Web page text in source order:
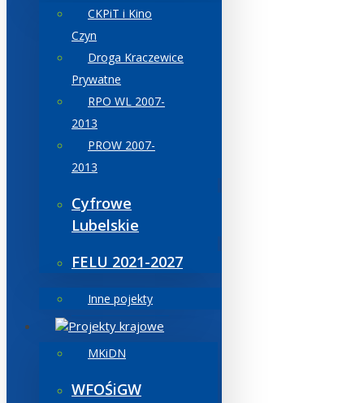
CKPiT i Kino
Czyn
Droga Kraczewice
Prywatne
RPO WL 2007-
2013
PROW 2007-
2013
Cyfrowe
Lubelskie
FELU 2021-2027
Inne pojekty
Projekty krajowe
MKiDN
WFOŚiGW